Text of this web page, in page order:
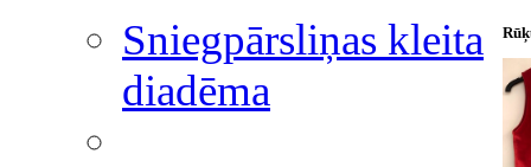
Sniegpārsliņas kleita
diadēma